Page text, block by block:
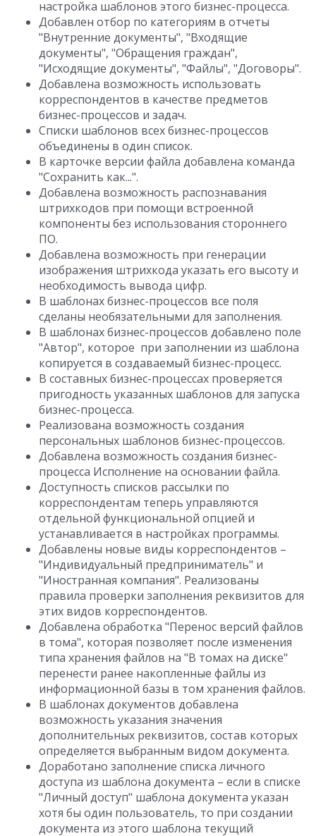
настройка шаблонов этого бизнес-процесса.
Добавлен отбор по категориям в отчеты
"Внутренние документы", "Входящие
документы", "Обращения граждан",
"Исходящие документы", "Файлы", "Договоры".
Добавлена возможность использовать
корреспондентов в качестве предметов
бизнес-процессов и задач.
Списки шаблонов всех бизнес-процессов
объединены в один список.
В карточке версии файла добавлена команда
"Сохранить как...".
Добавлена возможность распознавания
штрихкодов при помощи встроенной
компоненты без использования стороннего
ПО.
Добавлена возможность при генерации
изображения штрихкода указать его высоту и
необходимость вывода цифр.
В шаблонах бизнес-процессов все поля
сделаны необязательными для заполнения.
В шаблонах бизнес-процессов добавлено поле
"Автор", которое при заполнении из шаблона
копируется в создаваемый бизнес-процесс.
В составных бизнес-процессах проверяется
пригодность указанных шаблонов для запуска
бизнес-процесса.
Реализована возможность создания
персональных шаблонов бизнес-процессов.
Добавлена возможность создания бизнес-
процесса Исполнение на основании файла.
Доступность списков рассылки по
корреспондентам теперь управляются
отдельной функциональной опцией и
устанавливается в настройках программы.
Добавлены новые виды корреспондентов –
"Индивидуальный предприниматель" и
"Иностранная компания". Реализованы
правила проверки заполнения реквизитов для
этих видов корреспондентов.
Добавлена обработка "Перенос версий файлов
в тома", которая позволяет после изменения
типа хранения файлов на "В томах на диске"
перенести ранее накопленные файлы из
информационной базы в том хранения файлов.
В шаблонах документов добавлена
возможность указания значения
дополнительных реквизитов, состав которых
определяется выбранным видом документа.
Доработано заполнение списка личного
доступа из шаблона документа – если в списке
"Личный доступ" шаблона документа указан
хотя бы один пользователь, то при создании
документа из этого шаблона текущий